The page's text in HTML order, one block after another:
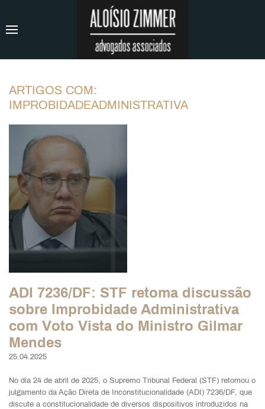
ARTIGOS COM:
IMPROBIDADEADMINISTRATIVA
ADI 7236/DF: STF retoma discussão
sobre Improbidade Administrativa
com Voto Vista do Ministro Gilmar
Mendes
25.04.2025
No dia 24 de abril de 2025, o Supremo Tribunal Federal (STF) retomou o
julgamento da Ação Direta de Inconstitucionalidade (ADI) 7236/DF, que
discute a constitucionalidade de diversos dispositivos introduzidos na